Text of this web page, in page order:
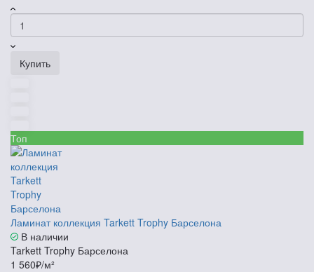
Купить
Топ
Ламинат коллекция Tarkett Trophy Барселона
В наличии
Tarkett Trophy Барселона
1 560₽/м²